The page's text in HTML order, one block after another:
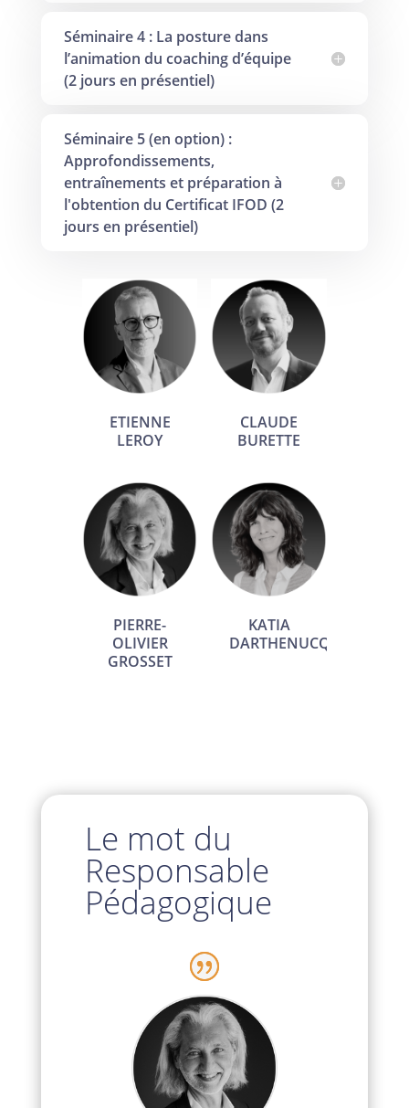
Séminaire 4 : La posture dans
l’animation du coaching d’équipe
(2 jours en présentiel)
Séminaire 5 (en option) :
Approfondissements,
entraînements et préparation à
l'obtention du Certificat IFOD (2
jours en présentiel)
ETIENNE
LEROY
CLAUDE
BURETTE
PIERRE-
OLIVIER
GROSSET
KATIA
DARTHENUCQ
Le mot du
Responsable
Pédagogique